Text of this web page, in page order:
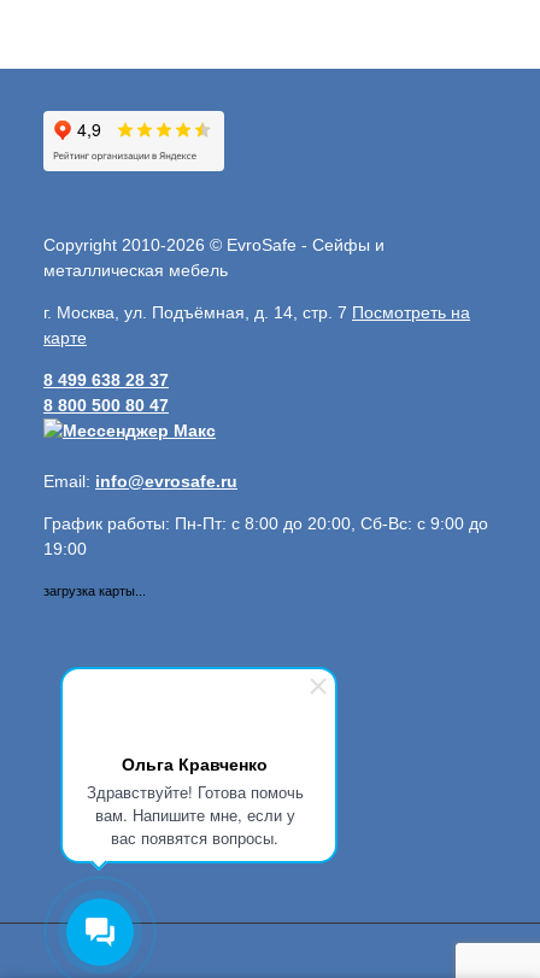
Ольга Кравченко
Здравствуйте! Готова помочь
вам. Напишите мне, если у
вас появятся вопросы.
Copyright 2010-2026 © EvroSafe - Сейфы и
металлическая мебель
г. Москва, ул. Подъёмная, д. 14, стр. 7 Посмотреть на
карте
8 499 638 28 37
8 800 500 80 47
Email: info@evrosafe.ru
График работы: Пн-Пт: с 8:00 до 20:00, Сб-Вс: с 9:00 до
19:00
загрузка карты...